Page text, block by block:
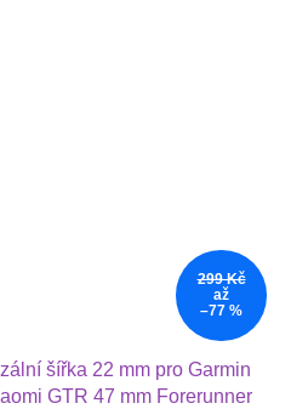
299 Kč
až
–77 %
šířka 22 mm pro Garmin
GTR 47 mm Forerunner